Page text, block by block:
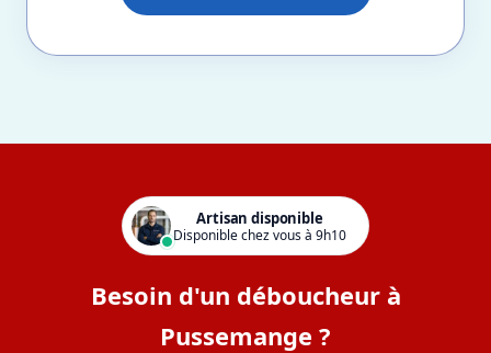
Artisan disponible
Disponible chez vous à 9h10
Besoin d'un déboucheur à
Pussemange ?